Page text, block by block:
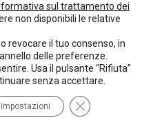
Sociale
24
sul trattamento dei
non disponibili le relative
revocare il tuo consenso, in
delle preferenze.
Usa il pulsante “Rifiuta”
senza accettare.
Impostazioni Close GDPR